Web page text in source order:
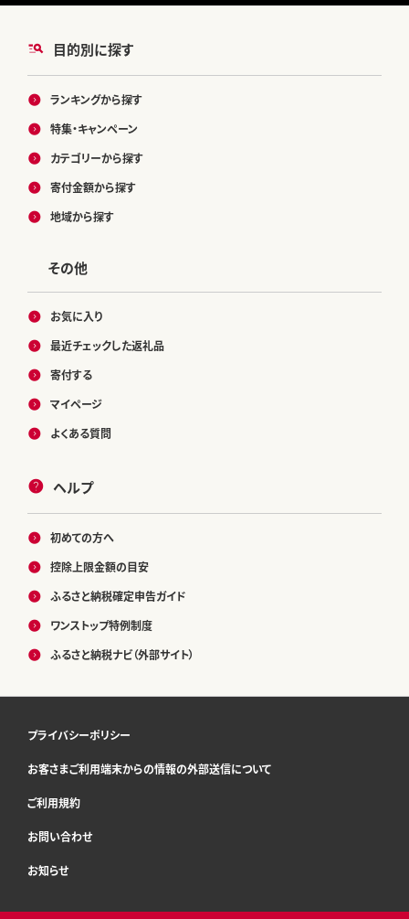
目的別に探す
ランキングから探す
特集・キャンペーン
カテゴリーから探す
寄付金額から探す
地域から探す
その他
お気に入り
最近チェックした返礼品
寄付する
マイページ
よくある質問
ヘルプ
初めての方へ
控除上限金額の目安
ふるさと納税確定申告ガイド
ワンストップ特例制度
ふるさと納税ナビ（外部サイト）
プライバシーポリシー
お客さまご利用端末からの情報の外部送信について
ご利用規約
お問い合わせ
お知らせ